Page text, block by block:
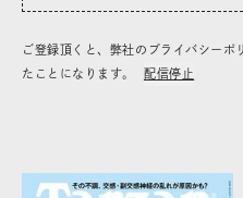
ご登録頂くと、弊社のプライバシー
たことになります。
配信停止